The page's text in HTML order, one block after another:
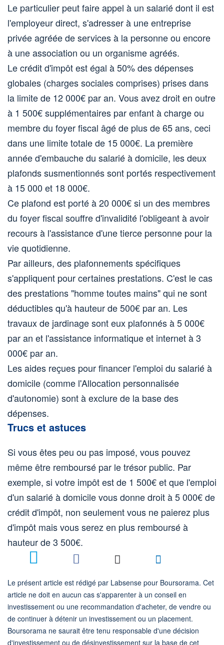
Le particulier peut faire appel à un salarié dont il est
l'employeur direct, s'adresser à une entreprise
privée agréée de services à la personne ou encore
à une association ou un organisme agréés.
Le crédit d'impôt est égal à 50% des dépenses
globales (charges sociales comprises) prises dans
la limite de 12 000€ par an. Vous avez droit en outre
à 1 500€ supplémentaires par enfant à charge ou
membre du foyer fiscal âgé de plus de 65 ans, ceci
dans une limite totale de 15 000€. La première
année d'embauche du salarié à domicile, les deux
plafonds susmentionnés sont portés respectivement
à 15 000 et 18 000€.
Ce plafond est porté à 20 000€ si un des membres
du foyer fiscal souffre d'invalidité l'obligeant à avoir
recours à l'assistance d'une tierce personne pour la
vie quotidienne.
Par ailleurs, des plafonnements spécifiques
s'appliquent pour certaines prestations. C'est le cas
des prestations "homme toutes mains" qui ne sont
déductibles qu'à hauteur de 500€ par an. Les
travaux de jardinage sont eux plafonnés à 5 000€
par an et l'assistance informatique et internet à 3
000€ par an.
Les aides reçues pour financer l'emploi du salarié à
domicile (comme l'Allocation personnalisée
d'autonomie) sont à exclure de la base des
dépenses.
Trucs et astuces
Si vous êtes peu ou pas imposé, vous pouvez
même être remboursé par le trésor public. Par
exemple, si votre impôt est de 1 500€ et que l'emploi
d'un salarié à domicile vous donne droit à 5 000€ de
crédit d'impôt, non seulement vous ne paierez plus
d'impôt mais vous serez en plus remboursé à
hauteur de 3 500€.
Le présent article est rédigé par Labsense pour Boursorama. Cet
article ne doit en aucun cas s'apparenter à un conseil en
investissement ou une recommandation d'acheter, de vendre ou
de continuer à détenir un investissement ou un placement.
Boursorama ne saurait être tenu responsable d'une décision
d'investissement ou de désinvestissement sur la base de cet